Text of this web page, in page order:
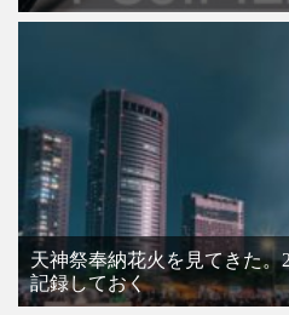
天神祭奉納花火を見てきた。
記録しておく